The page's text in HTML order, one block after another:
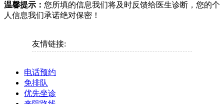
温馨提示： 您所填的信息我们将及时反馈给医生诊断，您的个
人信息我们承诺绝对保密！
友情链接:
电话预约
免排队
优先坐诊